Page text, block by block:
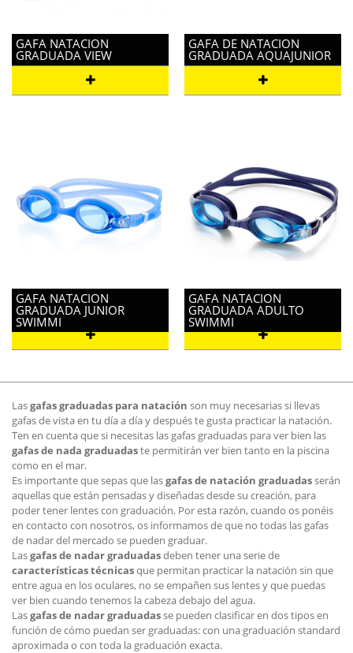
GAFA NATACION
GRADUADA VIEW
GAFA DE NATACION
GRADUADA AQUAJUNIOR
GAFA NATACION
GRADUADA JUNIOR
SWIMMI
GAFA NATACION
GRADUADA ADULTO
SWIMMI
Lasgafas graduadas para natación son muy necesarias si llevas
gafas de vista en tu día a día y después te gusta practicar la natación.
Ten en cuenta que si necesitas las gafas graduadas para ver bien las
gafas de nada graduadaste permitirán ver bien tanto en la piscina
como en el mar.
Es importante que sepas que lasgafas de natación graduadasserán
aquellas que están pensadas y diseñadas desde su creación, para
poder tener lentes con graduación. Por esta razón, cuando os ponéis
en contacto con nosotros, os informamos de que no todas las gafas
de nadar del mercado se pueden graduar.
Lasgafas de nadar graduadasdeben tener una serie de
características técnicasque permitan practicar la natación sin que
entre agua en los oculares, no se empañen sus lentes y que puedas
ver bien cuando tenemos la cabeza debajo del agua.
Lasgafas de nadar graduadasse pueden clasificar en dos tipos en
función de cómo puedan ser graduadas: con una graduación standard
aproximada o con toda la graduación exacta.